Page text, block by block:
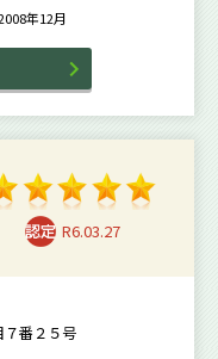
年12月
R6.03.27
番２５号